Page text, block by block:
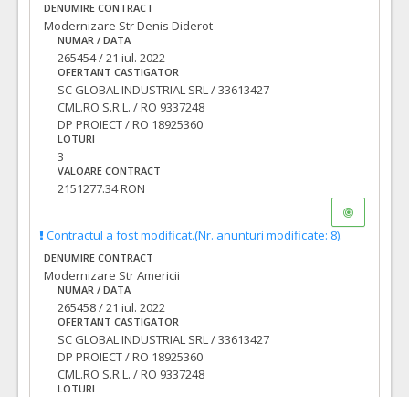
DENUMIRE CONTRACT
Modernizare Str Denis Diderot
NUMAR / DATA
265454 / 21 iul. 2022
OFERTANT CASTIGATOR
SC GLOBAL INDUSTRIAL SRL / 33613427
CML.RO S.R.L. / RO 9337248
DP PROIECT / RO 18925360
LOTURI
3
VALOARE CONTRACT
2151277.34 RON
Contractul a fost modificat.(Nr. anunturi modificate: 8).
DENUMIRE CONTRACT
Modernizare Str Americii
NUMAR / DATA
265458 / 21 iul. 2022
OFERTANT CASTIGATOR
SC GLOBAL INDUSTRIAL SRL / 33613427
DP PROIECT / RO 18925360
CML.RO S.R.L. / RO 9337248
LOTURI